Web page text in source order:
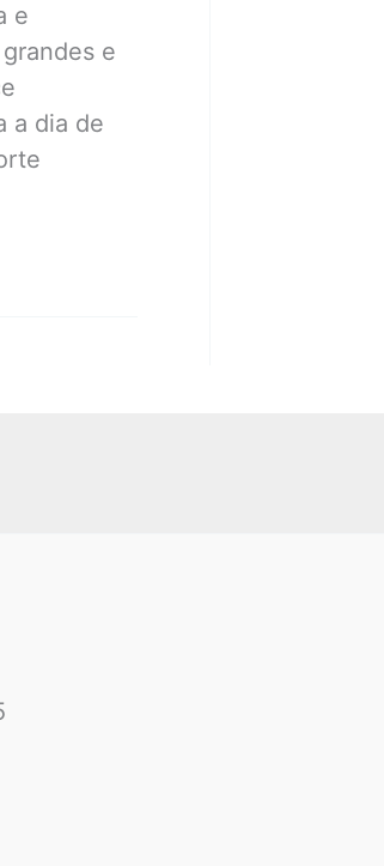
e
e
a dia de